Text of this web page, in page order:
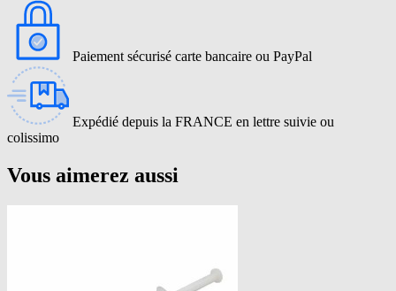
Paiement sécurisé carte bancaire ou PayPal
Expédié depuis la FRANCE en lettre suivie ou
colissimo
Vous aimerez aussi